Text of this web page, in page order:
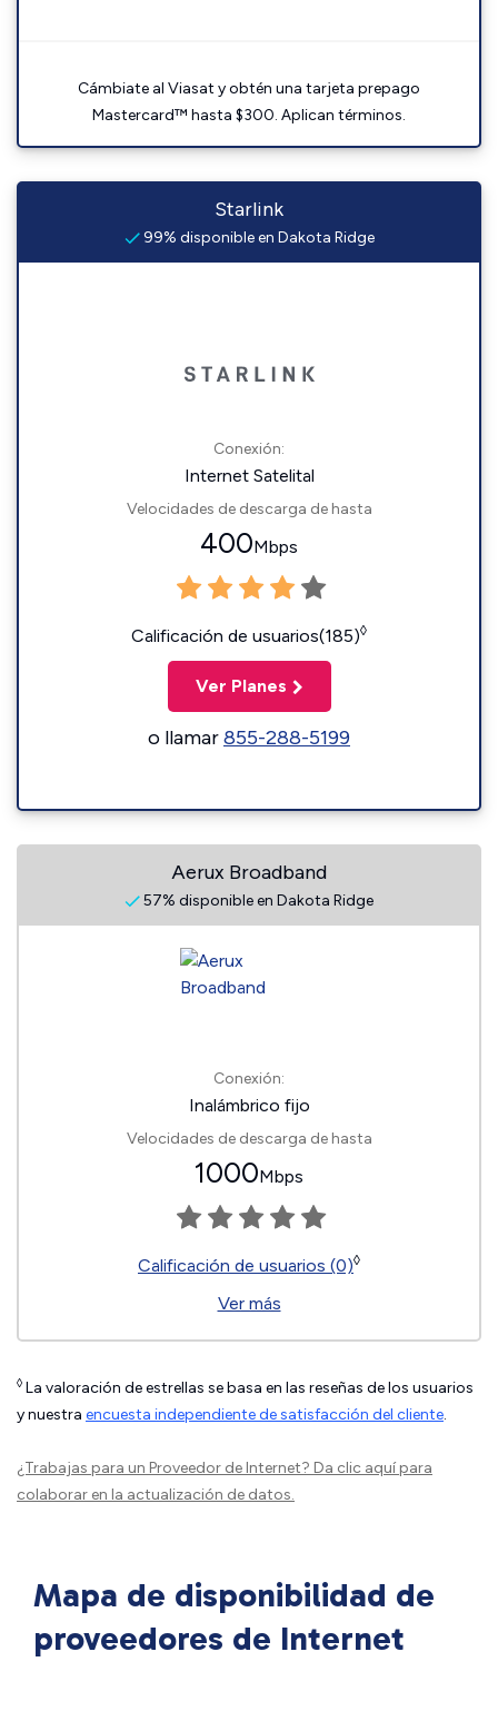
Cámbiate al Viasat y obtén una tarjeta prepago
Mastercard™ hasta $300. Aplican términos.
Starlink
99% disponible en Dakota Ridge
Conexión:
Internet Satelital
Velocidades de descarga de hasta
400Mbps
Calificación de usuarios(185)◊
Ver Planes
o llamar855-288-5199
Aerux Broadband
57% disponible en Dakota Ridge
Conexión:
Inalámbrico fijo
Velocidades de descarga de hasta
1000Mbps
Calificación de usuarios (0)◊
Ver más
◊ La valoración de estrellas se basa en las reseñas de los usuarios
y nuestra encuesta independiente de satisfacción del cliente.
¿Trabajas para un Proveedor de Internet? Da clic aquípara
colaborar en la actualización de datos.
Mapa de disponibilidad de
proveedores de Internet